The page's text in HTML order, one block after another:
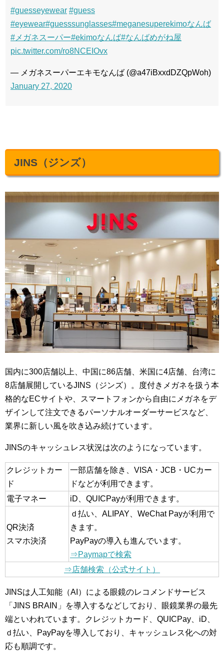
#guesseyewear #guess
#eyewear#guesssunglasses#meganesuperekimoなんば
#メガネスーパー#ekimoなんば#なんばめがね屋
pic.twitter.com/ro8NCEIOvx
— メガネスーパーエキモなんば (@a47iBxxdDZQpWoh)
January 27, 2020
JINS（ジンズ）
国内に300店舗以上、中国に86店舗、米国に4店舗、台湾に
8店舗展開しているJINS（ジンズ）。度付きメガネを扱う本
格的なECサイトや、スマートフォンから自由にメガネをデ
ザインして注文できるパーソナルオーダーサービスなど、
業界に新しい風を吹き込み続けています。
JINSのキャッシュレス状況は次のようになっています。
クレジットカー
ド
一部店舗を除き、VISA・JCB・UCカー
ドなどが利用できます。
電子マネー
iD、QUICPayが利用できます。
QR決済
スマホ決済
ｄ払い、ALIPAY、WeChat Payが利用で
きます。
PayPayの導入も進んでいます。
⇒Paymapで検索
⇒店舗検索（公式サイト）
JINSは人工知能（AI）による眼鏡のレコメンドサービス
「JINS BRAIN」を導入するなどしており、眼鏡業界の最先
端といわれています。クレジットカード、QUICPay、iD、
ｄ払い、PayPayを導入しており、キャッシュレス化への対
応も順調です。